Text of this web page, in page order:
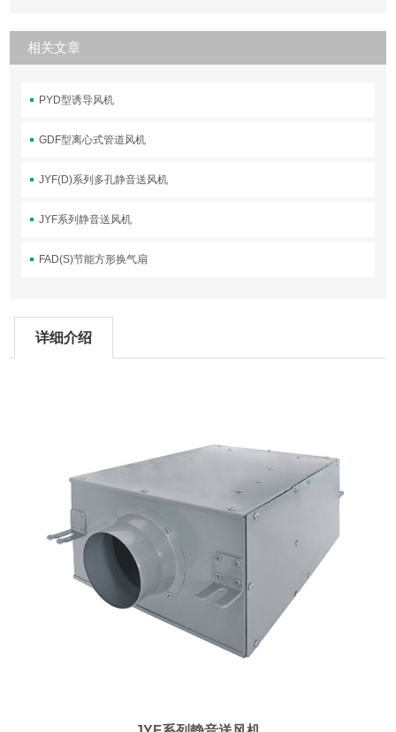
相关文章
PYD型诱导风机
GDF型离心式管道风机
JYF(D)系列多孔静音送风机
JYF系列静音送风机
FAD(S)节能方形换气扇
详细介绍